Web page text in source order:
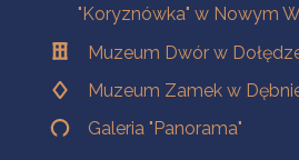
"Koryznówka" w Nowym
Muzeum Dwór w
Muzeum Zamek w
Galeria "Panorama"